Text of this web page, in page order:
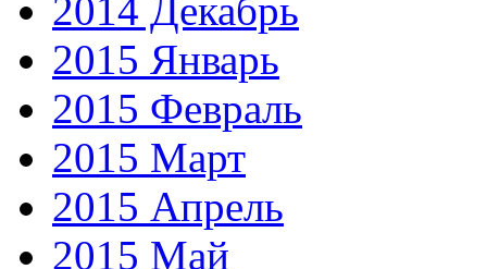
2014 Декабрь
2015 Январь
2015 Февраль
2015 Март
2015 Апрель
2015 Май